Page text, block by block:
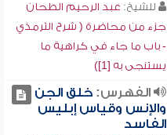
للشيخ: عبد الرحيم الطحان
جزء من محاضرة ( شرح الترمذي
- باب ما جاء في كراهية ما
يستنجى به [1])
الفهرس:خلق الجن
والإنس وقياس إبليس
الفاسد